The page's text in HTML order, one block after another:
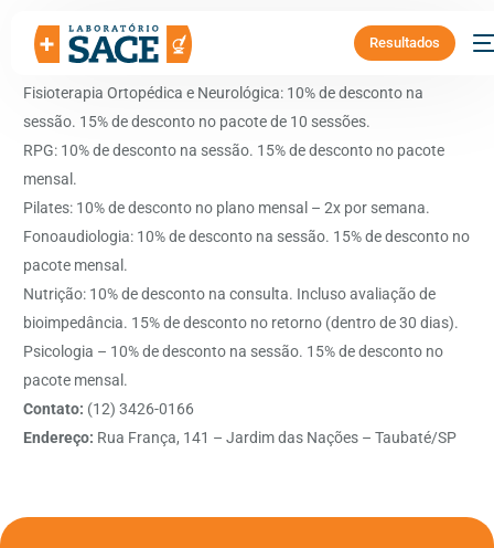
Resultados
Benefício:
Fisioterapia Ortopédica e Neurológica: 10% de desconto na
sessão. 15% de desconto no pacote de 10 sessões.
RPG: 10% de desconto na sessão. 15% de desconto no pacote
mensal.
Pilates: 10% de desconto no plano mensal – 2x por semana.
Fonoaudiologia: 10% de desconto na sessão. 15% de desconto no
pacote mensal.
Nutrição: 10% de desconto na consulta. Incluso avaliação de
bioimpedância. 15% de desconto no retorno (dentro de 30 dias).
Psicologia – 10% de desconto na sessão. 15% de desconto no
pacote mensal.
Contato: (12) 3426-0166
Endereço: Rua França, 141 – Jardim das Nações – Taubaté/SP